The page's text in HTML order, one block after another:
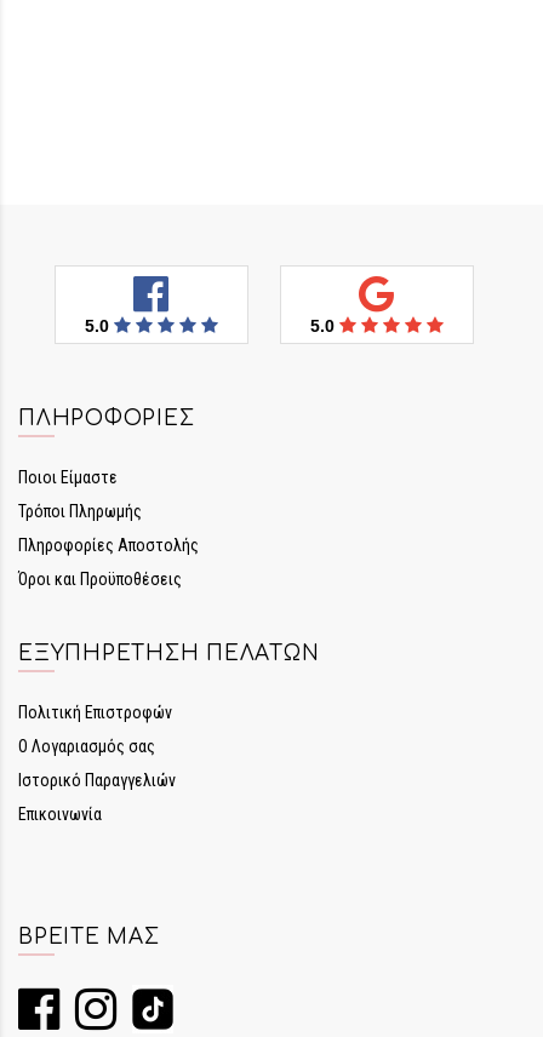
5.0 5.0
ΠΛΗΡΟΦΟΡΊΕΣ
Ποιοι Είμαστε
Τρόποι Πληρωμής
Πληροφορίες Αποστολής
Όροι και Προϋποθέσεις
ΕΞΥΠΗΡΈΤΗΣΗ ΠΕΛΑΤΏΝ
Πολιτική Επιστροφών
Ο Λογαριασμός σας
Ιστορικό Παραγγελιών
Επικοινωνία
ΒΡΕΊΤΕ ΜΑΣ